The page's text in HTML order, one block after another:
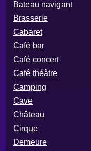
Bateau navigant
Brasserie
Cabaret
Café bar
Café concert
Café théâtre
Camping
Cave
Château
Cirque
Demeure